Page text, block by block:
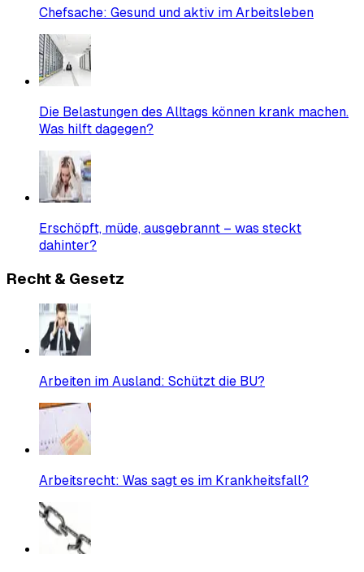
Chefsache: Gesund und aktiv im Arbeitsleben
Die Belastungen des Alltags können krank machen.
Was hilft dagegen?
Erschöpft, müde, ausgebrannt – was steckt
dahinter?
Recht & Gesetz
Arbeiten im Ausland: Schützt die BU?
Arbeitsrecht: Was sagt es im Krankheitsfall?